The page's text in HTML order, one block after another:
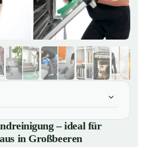
– ideal für Wohnung & Haus
– ideal für
in Großbeeren